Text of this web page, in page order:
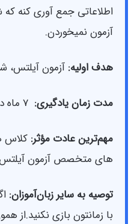
اطلاعاتی جمع آوری کنه
آزمون نمیخوردن.
هدف اولیه: آزمون آیلتس،
مدت زمان یادگیری:
مهم‌ترین عادت مؤثر: کلاس
های متخصص آزمون
توصیه به سایر زبان‌آموزان:
با زمانتون بازی نکنید.از